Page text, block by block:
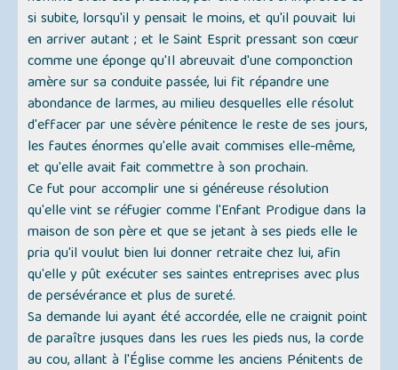
si subite, lorsqu'il y pensait le moins, et qu'il pouvait lui
en arriver autant ; et le Saint Esprit pressant son cœur
comme une éponge qu'Il abreuvait d'une componction
amère sur sa conduite passée, lui fit répandre une
abondance de larmes, au milieu desquelles elle résolut
d'effacer par une sévère pénitence le reste de ses jours,
les fautes énormes qu'elle avait commises elle-même,
et qu'elle avait fait commettre à son prochain.
Ce fut pour accomplir une si généreuse résolution
qu'elle vint se réfugier comme l'Enfant Prodigue dans la
maison de son père et que se jetant à ses pieds elle le
pria qu'il voulut bien lui donner retraite chez lui, afin
qu'elle y pût exécuter ses saintes entreprises avec plus
de persévérance et plus de sureté.
Sa demande lui ayant été accordée, elle ne craignit point
de paraître jusques dans les rues les pieds nus, la corde
au cou, allant à l'Église comme les anciens Pénitents de